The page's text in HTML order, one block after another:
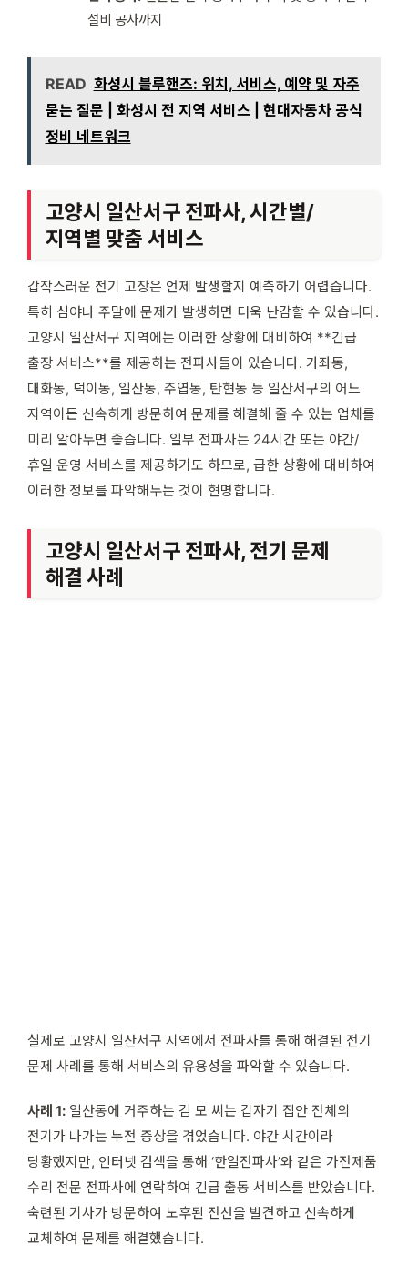
설비 공사까지
READ 화성시 블루핸즈: 위치, 서비스, 예약 및 자주
묻는 질문 | 화성시 전 지역 서비스 | 현대자동차 공식
정비 네트워크
고양시 일산서구 전파사, 시간별/
지역별 맞춤 서비스
갑작스러운 전기 고장은 언제 발생할지 예측하기 어렵습니다.
특히 심야나 주말에 문제가 발생하면 더욱 난감할 수 있습니다.
고양시 일산서구 지역에는 이러한 상황에 대비하여 **긴급
출장 서비스**를 제공하는 전파사들이 있습니다. 가좌동,
대화동, 덕이동, 일산동, 주엽동, 탄현동 등 일산서구의 어느
지역이든 신속하게 방문하여 문제를 해결해 줄 수 있는 업체를
미리 알아두면 좋습니다. 일부 전파사는 24시간 또는 야간/
휴일 운영 서비스를 제공하기도 하므로, 급한 상황에 대비하여
이러한 정보를 파악해두는 것이 현명합니다.
고양시 일산서구 전파사, 전기 문제
해결 사례
실제로 고양시 일산서구 지역에서 전파사를 통해 해결된 전기
문제 사례를 통해 서비스의 유용성을 파악할 수 있습니다.
사례 1: 일산동에 거주하는 김 모 씨는 갑자기 집안 전체의
전기가 나가는 누전 증상을 겪었습니다. 야간 시간이라
당황했지만, 인터넷 검색을 통해 ‘한일전파사’와 같은 가전제품
수리 전문 전파사에 연락하여 긴급 출동 서비스를 받았습니다.
숙련된 기사가 방문하여 노후된 전선을 발견하고 신속하게
교체하여 문제를 해결했습니다.